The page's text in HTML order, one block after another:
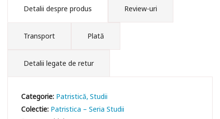
Detalii despre produs Review-uri
Transport Plată
Detalii legate de retur
Categorie: Patristică Studii
Colectie: Patristica – Seria Studii